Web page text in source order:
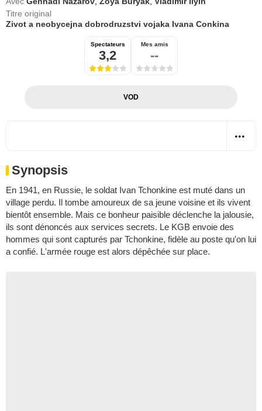
Titre original
Zivot a neobycejna dobrodruzstvi vojaka Ivana Conkina
Spectateurs
3,2
Mes amis
--
VOD
Synopsis
En 1941, en Russie, le soldat Ivan Tchonkine est muté dans un
village perdu. Il tombe amoureux de sa jeune voisine et ils vivent
bientôt ensemble. Mais ce bonheur paisible déclenche la jalousie,
ils sont dénoncés aux services secrets. Le KGB envoie des
hommes qui sont capturés par Tchonkine, fidèle au poste qu'on lui
a confié. L'armée rouge est alors dépêchée sur place.